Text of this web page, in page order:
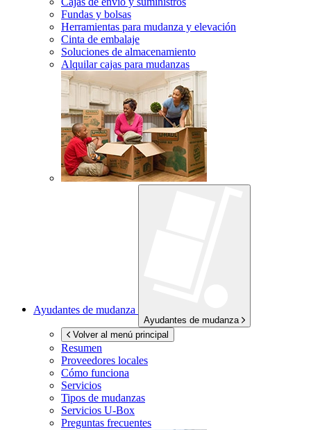
Fundas y bolsas
Herramientas para mudanza y elevación
Cinta de embalaje
Soluciones de almacenamiento
Alquilar cajas para mudanzas
Ayudantes de mudanza
Ayudantes de mudanza
Volver al menú principal
Resumen
Proveedores locales
Cómo funciona
Servicios
Tipos de mudanzas
Servicios U-Box
Preguntas frecuentes